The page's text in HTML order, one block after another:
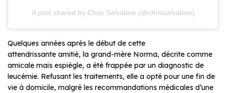
A post shared by Chris Salvatore (@chrissalvatore)
Quelques années après le début de cette
attendrissante amitié, la grand-mère Norma, décrite comme
amicale mais espiègle, a été frappée par un diagnostic de
leucémie. Refusant les traitements, elle a opté pour une fin de
vie à domicile, malgré les recommandations médicales d’une